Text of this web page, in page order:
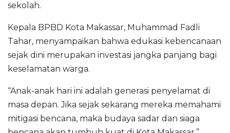
sekolah.
Kepala BPBD Kota Makassar, Muhammad Fadli
Tahar, menyampaikan bahwa edukasi kebencanaan
sejak dini merupakan investasi jangka panjang bagi
keselamatan warga.
“Anak-anak hari ini adalah generasi penyelamat di
masa depan. Jika sejak sekarang mereka memahami
mitigasi bencana, maka budaya sadar dan siaga